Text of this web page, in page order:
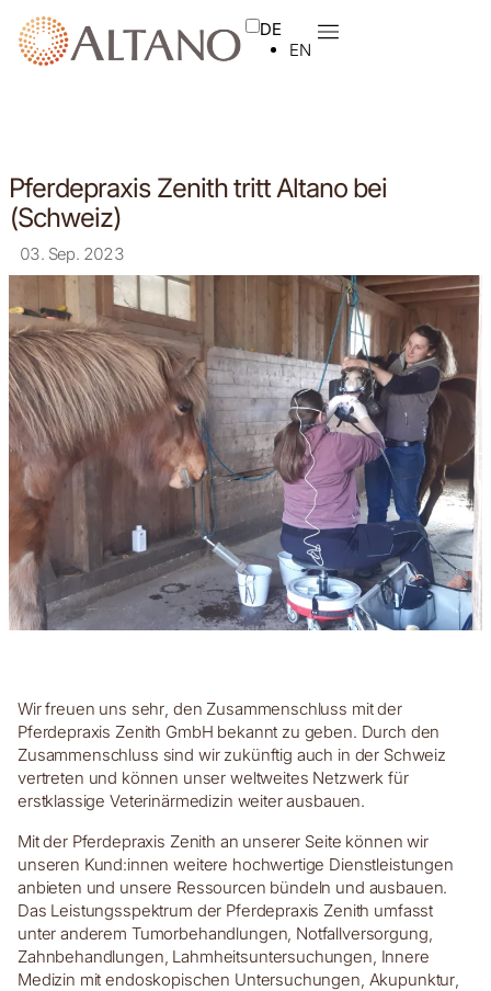
DE
EN
Pferdepraxis Zenith tritt Altano bei
(Schweiz)
03. Sep. 2023
Wir freuen uns sehr, den Zusammenschluss mit der
Pferdepraxis Zenith GmbH bekannt zu geben. Durch den
Zusammenschluss sind wir zukünftig auch in der Schweiz
vertreten und können unser weltweites Netzwerk für
erstklassige Veterinärmedizin weiter ausbauen.
Mit der Pferdepraxis Zenith an unserer Seite können wir
unseren Kund:innen weitere hochwertige Dienstleistungen
anbieten und unsere Ressourcen bündeln und ausbauen.
Das Leistungsspektrum der Pferdepraxis Zenith umfasst
unter anderem Tumorbehandlungen, Notfallversorgung,
Zahnbehandlungen, Lahmheitsuntersuchungen, Innere
Medizin mit endoskopischen Untersuchungen, Akupunktur,